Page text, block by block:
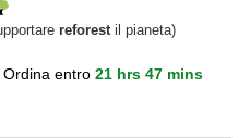
reforestil pianeta)
Ordina entro 21 hrs 47 mins